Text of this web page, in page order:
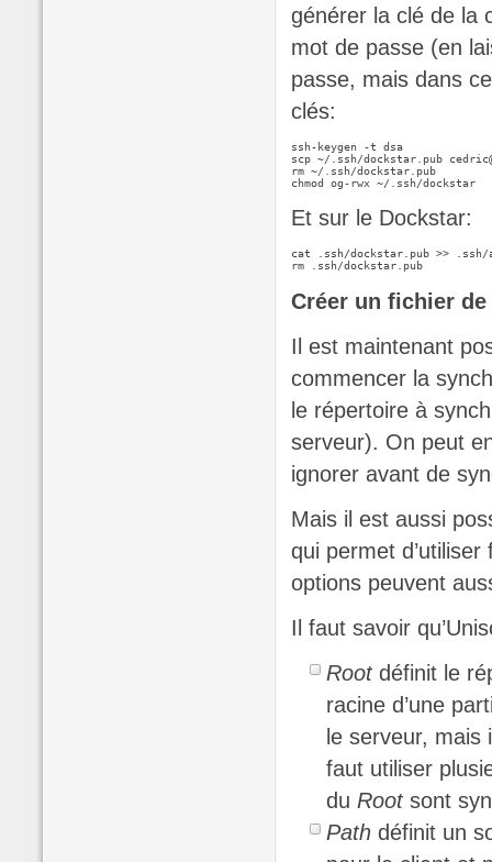
générer la clé de la
mot de passe (en
passe, mais dans
clés:
ssh-keygen -t dsa
scp ~/.ssh/dockstar.pub
rm ~/.ssh/dockstar.pub
Et sur le Dockstar:
cat .ssh/dockstar.pub >> .ssh/
Créer un fichier
Il est maintenant
commencer la
le répertoire à
serveur). On peut
ignorer avant de
Mais il est aussi
qui permet
options peuvent
Il faut savoir
Rootdéfinit le
racine d’une
le serveur, mais
faut utiliser
du Rootsont
Path définit un